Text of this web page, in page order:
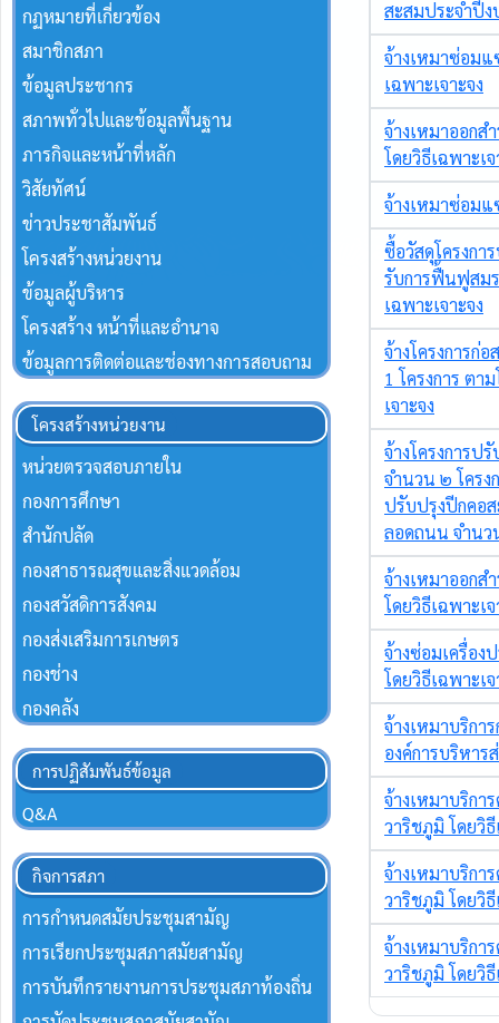
กฏหมายที่เกี่ยวข้อง
สมาชิกสภา
ข้อมูลประชากร
สภาพทั่วไปและข้อมูลพื้นฐาน
ภารกิจและหน้าที่หลัก
วิสัยทัศน์
ข่าวประชาสัมพันธ์
โครงสร้างหน่วยงาน
ข้อมูลผู้บริหาร
โครงสร้าง หน้าที่และอำนาจ
ข้อมูลการติดต่อและช่องทางการสอบถาม
โครงสร้างหน่วยงาน
หน่วยตรวจสอบภายใน
กองการศึกษา
สำนักปลัด
กองสาธารณสุขและสิ่งแวดล้อม
กองสวัสดิการสังคม
กองส่งเสริมการเกษตร
กองช่าง
กองคลัง
การปฏิสัมพันธ์ข้อมูล
Q&A
กิจการสภา
การกำหนดสมัยประชุมสามัญ
การเรียกประชุมสภาสมัยสามัญ
การบันทึกรายงานการประชุมสภาท้องถิ่น